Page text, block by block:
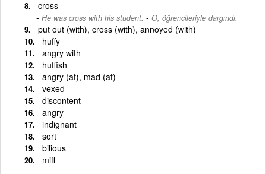
cross
He was cross with his student. - O, öğrencileriyle dargındı.
put out (with), cross (with), annoyed (with)
huffy
angry with
huffish
angry (at), mad (at)
vexed
discontent
angry
indignant
sort
bilious
miff